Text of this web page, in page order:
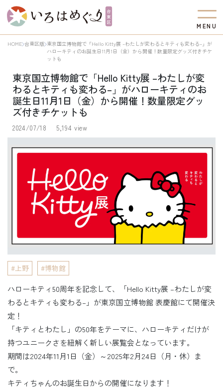
M EN U
HOME 台東区版 東京国立博物館で「Hello Kitty展 –わたしが変わるとキティも変わる–」が
ハローキティのお誕生日11月1日（金）から開催！数量限定グッズ付きチケ
ットも
東京国立博物館で「Hello Kitty展 –わたしが変
わるとキティも変わる–」がハローキティのお
誕生日11月1日（金）から開催！数量限定グッ
ズ付きチケットも
2024/07/18 5,194 view
上野 博物館
ハローキティ50周年を記念して、「Hello Kitty展 –わたしが変
わるとキティも変わる–」が東京国立博物館 表慶館にて開催決
定！
「キティとわたし」の50年をテーマに、ハローキティだけが
持つユニークさを紐解く新しい展覧会となっています。
期間は2024年11月1日（金）～2025年2月24日（月・休）ま
で。
キティちゃんのお誕生日からの開催になります！